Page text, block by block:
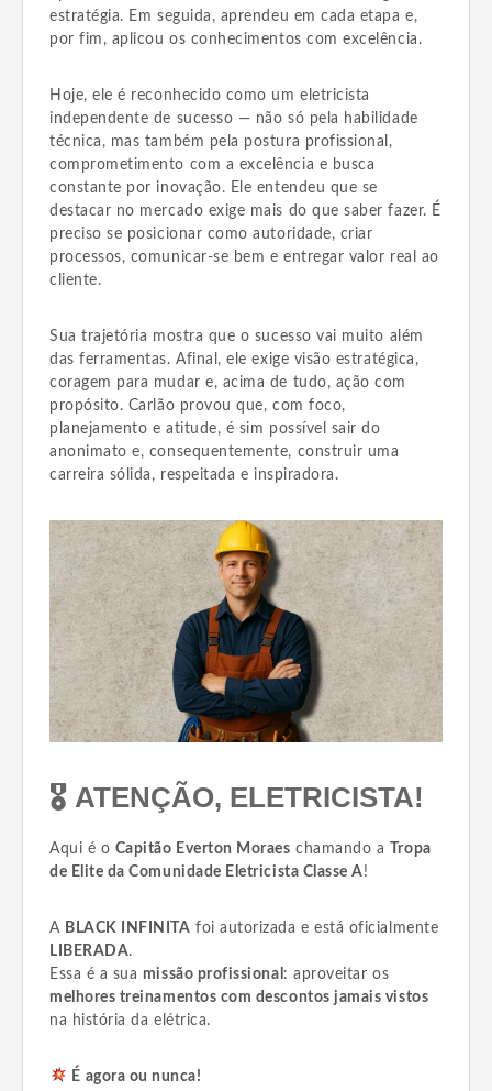
estratégia. Em seguida, aprendeu em cada etapa e,
por fim, aplicou os conhecimentos com excelência.
Hoje, ele é reconhecido como um eletricista
independente de sucesso — não só pela habilidade
técnica, mas também pela postura profissional,
comprometimento com a excelência e busca
constante por inovação. Ele entendeu que se
destacar no mercado exige mais do que saber fazer. É
preciso se posicionar como autoridade, criar
processos, comunicar-se bem e entregar valor real ao
cliente.
Sua trajetória mostra que o sucesso vai muito além
das ferramentas. Afinal, ele exige visão estratégica,
coragem para mudar e, acima de tudo, ação com
propósito. Carlão provou que, com foco,
planejamento e atitude, é sim possível sair do
anonimato e, consequentemente, construir uma
carreira sólida, respeitada e inspiradora.
🎖 ATENÇÃO, ELETRICISTA!
Aqui é o Capitão Everton Moraes chamando a Tropa
de Elite da Comunidade Eletricista Classe A!
A BLACK INFINITA foi autorizada e está oficialmente
LIBERADA.
Essa é a sua missão profissional : aproveitar os
melhores treinamentos com descontos jamais vistos
na história da elétrica.
É agora ou nunca!